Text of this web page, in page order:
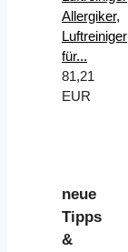
Allergiker,
Luftreiniger
für...
81,21
EUR
neue
Tipps
&